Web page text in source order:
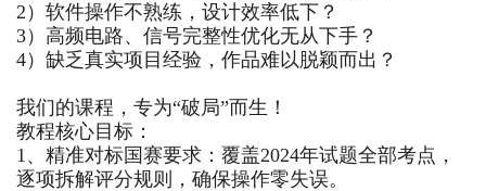
2）软件操作不熟练，设计效率低下？
3）高频电路、信号完整性优化无从下手？
4）缺乏真实项目经验，作品难以脱颖而出？
我们的课程，专为“破局”而生！
教程核心目标 ：
1、精准对标国赛要求：覆盖2024年试题全部考点，
逐项拆解评分规则，确保操作零失误。